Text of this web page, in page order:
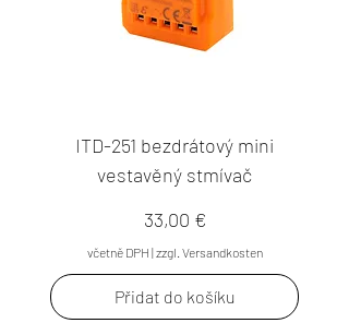
ITD-251 bezdrátový mini
vestavěný stmívač
Cena
33,00 €
včetně DPH |zzgl. Versandkosten
Přidat do košíku